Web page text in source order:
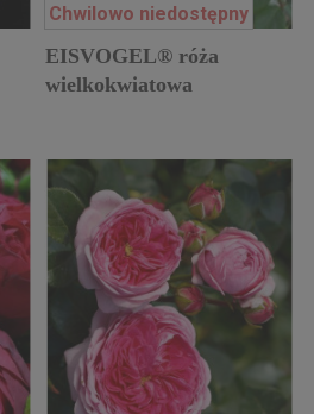
Chwilowo niedostępny
EISVOGEL® róża
wielkokwiatowa